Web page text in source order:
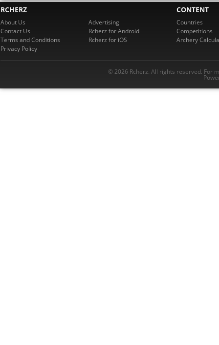
RCHERZ
About Us
Contact Us
Terms and Conditions
Privacy Policy
Advertising
Rcherz for Android
Rcherz for iOS
CONTENT
Countries
Competitions
Archery
© 2026 Rcherz. All rights reserved. For